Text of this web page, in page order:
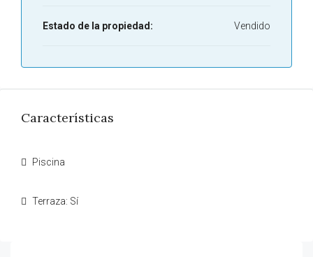
Estado de la propiedad: Vendido
Características
Piscina
Terraza: Sí